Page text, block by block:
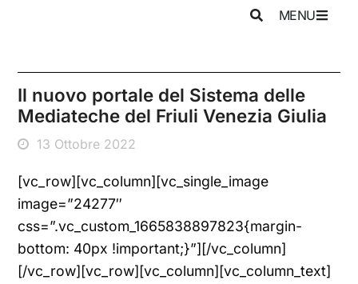
MENU
Il nuovo portale del Sistema delle
Mediateche del Friuli Venezia Giulia
13 Ottobre 2022
[vc_row][vc_column][vc_single_image
image=”24277″
css=”.vc_custom_1665838897823{margin-
bottom: 40px !important;}”][/vc_column]
[/vc_row][vc_row][vc_column][vc_column_text]